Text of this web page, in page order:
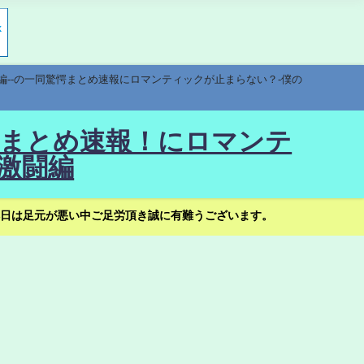
の一同驚愕まとめ速報にロマンティックが止まらない？-僕の
とめ速報！にロマンテ
闘編
足元が悪い中ご足労頂き誠に有難うございます。